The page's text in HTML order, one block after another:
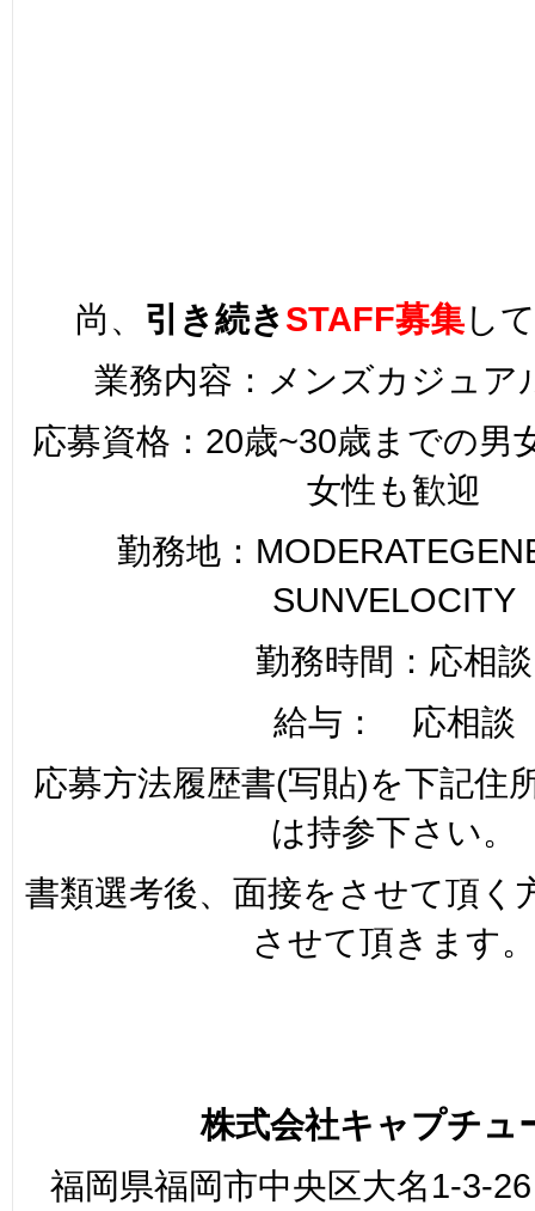
尚、 引き続きSTAFF募集し
業務内容：メンズカジュア
応募資格：20歳~30歳までの
女性も歓迎
勤務地：
SUNVELOCITY
勤務時間：応相談
給与： 応相談
応募方法履歴書(写貼)を下記住
は持参下さい。
書類選考後、面接をさせて頂く
させて頂きます。
株式会社キャプチュ
福岡県福岡市中央区大名1-3-